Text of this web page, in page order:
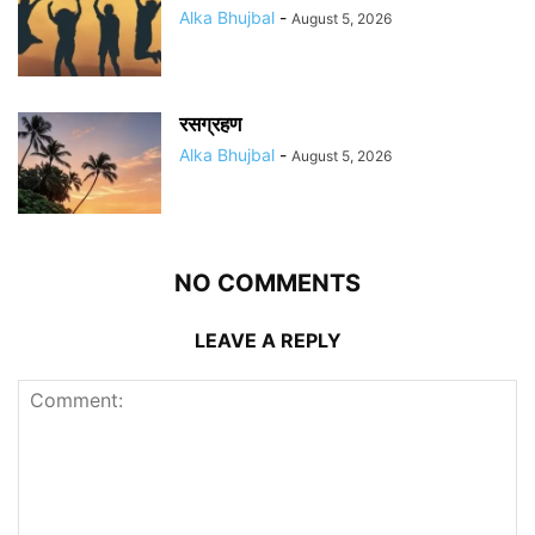
Alka Bhujbal - August 5, 2026
रसग्रहण
Alka Bhujbal - August 5, 2026
NO COMMENTS
LEAVE A REPLY